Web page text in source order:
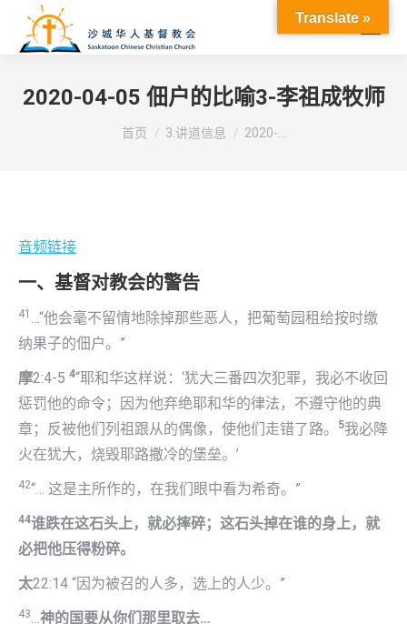
2020-04-05 佃户的比喻3-李祖成牧师
您在这里：
首页 3.讲道信息 2020-…
音频链接
一、 基督对教会的警告
41 …“他会毫不留情地除掉那些恶人，把葡萄园租给按时缴
纳果子的佃户。”
摩2:4-5 4“耶和华这样说：‘犹大三番四次犯罪，我必不收回
惩罚他的命令；因为他弃绝耶和华的律法，不遵守他的典
章；反被他们列祖跟从的偶像，使他们走错了路。
5我必降
火在犹大，烧毁耶路撒冷的堡垒。’
42“… 这是主所作的，在我们眼中看为希奇。”
44谁跌在这石头上，就必摔碎；这石头掉在谁的身上，就
必把他压得粉碎。
太22:14 “因为被召的人多，选上的人少。”
43…神的国要从你们那里取去…
Translate »